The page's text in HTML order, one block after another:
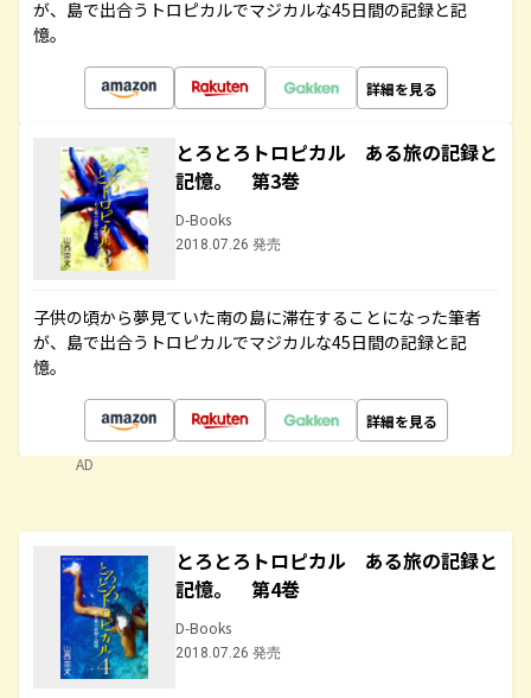
が、島で出合うトロピカルでマジカルな45日間の記録と記
憶。
詳細を見る
とろとろトロピカル ある旅の記録と
記憶。 第3巻
D-Books
2018.07.26 発売
子供の頃から夢見ていた南の島に滞在することになった筆者
が、島で出合うトロピカルでマジカルな45日間の記録と記
憶。
詳細を見る
AD
とろとろトロピカル ある旅の記録と
記憶。 第4巻
D-Books
2018.07.26 発売